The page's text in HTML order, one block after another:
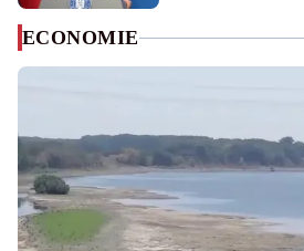
ECONOMIE